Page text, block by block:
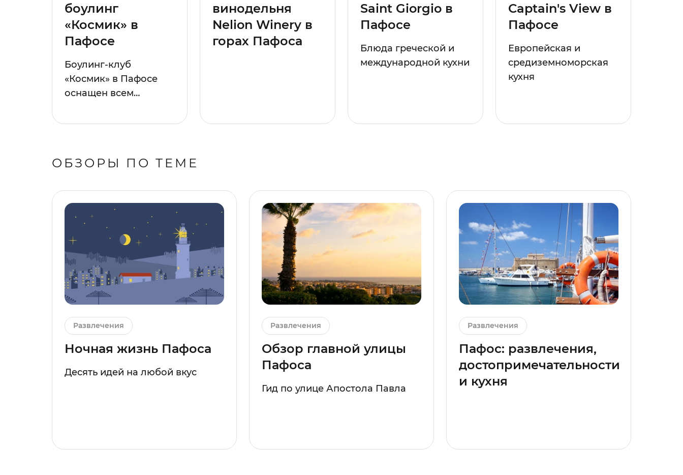
боулинг
«Космик» в
Пафосе
Боулинг-клуб
«Космик» в Пафосе
оснащен всем…
винодельня
Nelion Winery в
горах Пафоса
Saint Giorgio в
Пафосе
Блюда греческой и
международной кухни
Captain's View в
Пафосе
Европейская и
средиземноморская
кухня
ОБЗОРЫ ПО ТЕМЕ
Развлечения
Ночная жизнь Пафоса
Десять идей на любой вкус
Развлечения
Обзор главной улицы
Пафоса
Гид по улице Апостола Павла
Развлечения
Пафос: развлечения,
достопримечательности
и кухня